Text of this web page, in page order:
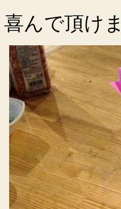
喜んで頂け